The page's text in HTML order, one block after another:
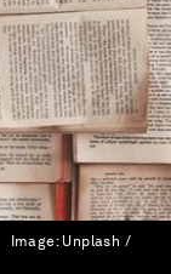
Image: Unplash /